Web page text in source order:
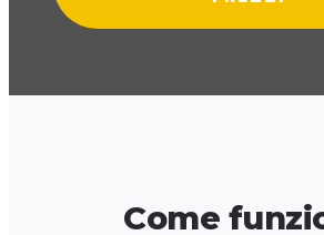
Come